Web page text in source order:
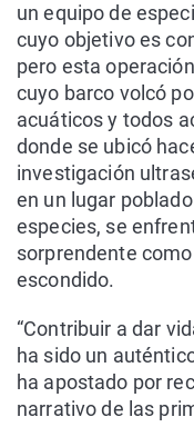
un equipo de
cuyo objetivo es
pero esta
cuyo barco volcó
acuáticos y todos
donde se ubicó
investigación
en un lugar
especies, se
sorprendente
escondido.
“Contribuir a dar
ha sido un
ha apostado por
narrativo de las